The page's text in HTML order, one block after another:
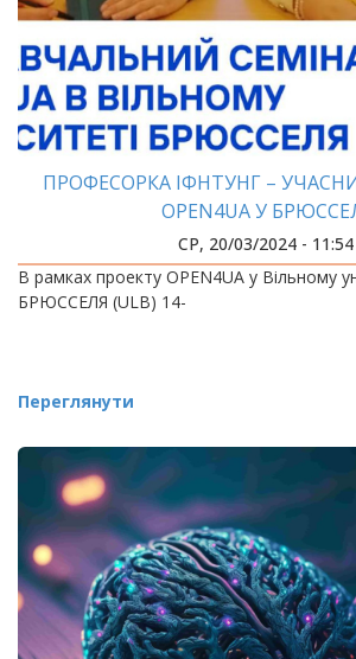
ПРОФЕСОРКА ІФНТУНГ –
OPEN4UA У
СР, 20/03/2024 - 11:54
В рамках проекту OPEN4UA у Вільному
БРЮССЕЛЯ (ULB) 14-
Переглянути